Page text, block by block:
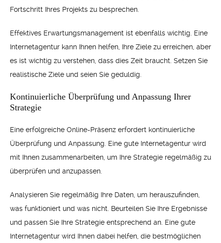
Fortschritt Ihres Projekts zu besprechen.
Effektives Erwartungsmanagement ist ebenfalls wichtig. Eine
Internetagentur kann Ihnen helfen, Ihre Ziele zu erreichen, aber
es ist wichtig zu verstehen, dass dies Zeit braucht. Setzen Sie
realistische Ziele und seien Sie geduldig.
Kontinuierliche Überprüfung und Anpassung Ihrer
Strategie
Eine erfolgreiche Online-Präsenz erfordert kontinuierliche
Überprüfung und Anpassung. Eine gute Internetagentur wird
mit Ihnen zusammenarbeiten, um Ihre Strategie regelmäßig zu
überprüfen und anzupassen.
Analysieren Sie regelmäßig Ihre Daten, um herauszufinden,
was funktioniert und was nicht. Beurteilen Sie Ihre Ergebnisse
und passen Sie Ihre Strategie entsprechend an. Eine gute
Internetagentur wird Ihnen dabei helfen, die bestmöglichen